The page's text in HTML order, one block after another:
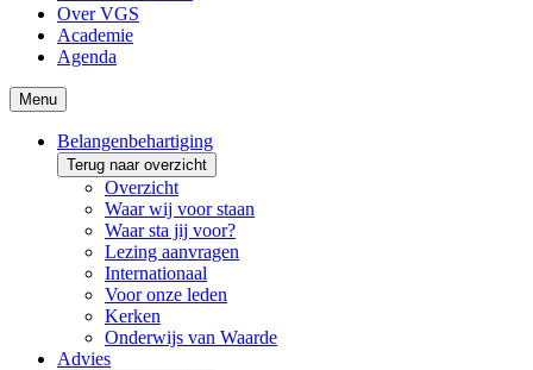
Over VGS
Academie
Agenda
Menu
Belangenbehartiging
Terug naar overzicht
Overzicht
Waar wij voor staan
Waar sta jij voor?
Lezing aanvragen
Internationaal
Voor onze leden
Kerken
Onderwijs van Waarde
Advies